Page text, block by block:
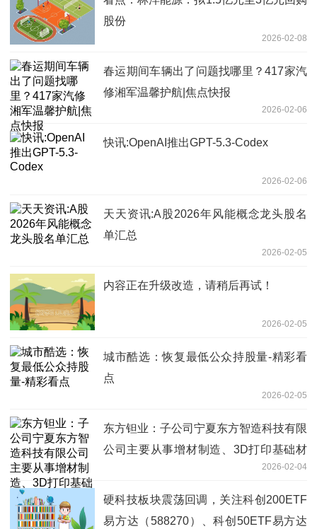
股份
2026-02-08
春运期间车辆出了问题找哪里？417家汽
修湘军温馨护航|焦点快报
2026-02-06
快讯:OpenAI推出GPT-5.3-Codex
2026-02-06
天天资讯:A股2026年风能概念龙头股名
单汇总
2026-02-05
内容正在升级改造，请稍后再试！
2026-02-05
城市酷选：恢复最低公众持股量-精彩看
点
2026-02-05
东方钽业：子公司宁夏东方智造科技有限
公司主要从事增材制造、3D打印基础材
2026-02-04
硬科技板块震荡回调，关注科创200ETF
易方达（588270）、科创50ETF易方达